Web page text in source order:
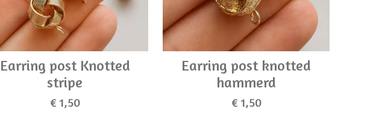
Earring post Knotted
stripe
€ 1,50
Earring post knotted
hammerd
€ 1,50